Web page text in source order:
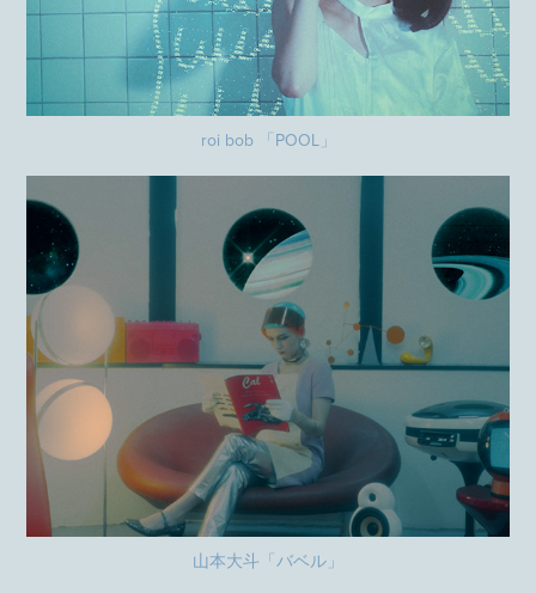
roi bob 「POOL」
山本大斗「バベル」